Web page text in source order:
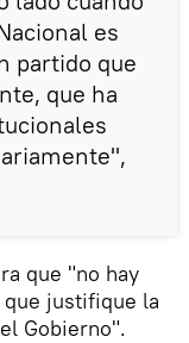
es
partido que
que ha
que "no hay
justifique la
Gobierno".